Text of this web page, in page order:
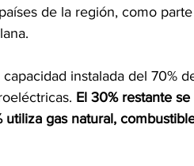
de la región, como
instalada del 70%
El 30% restante
gas natural,